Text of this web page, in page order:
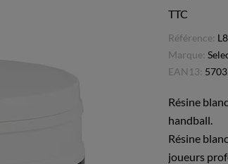
TTC
Référence:
Marque:
EAN13:
Résine
handball.
Résine
joueurs